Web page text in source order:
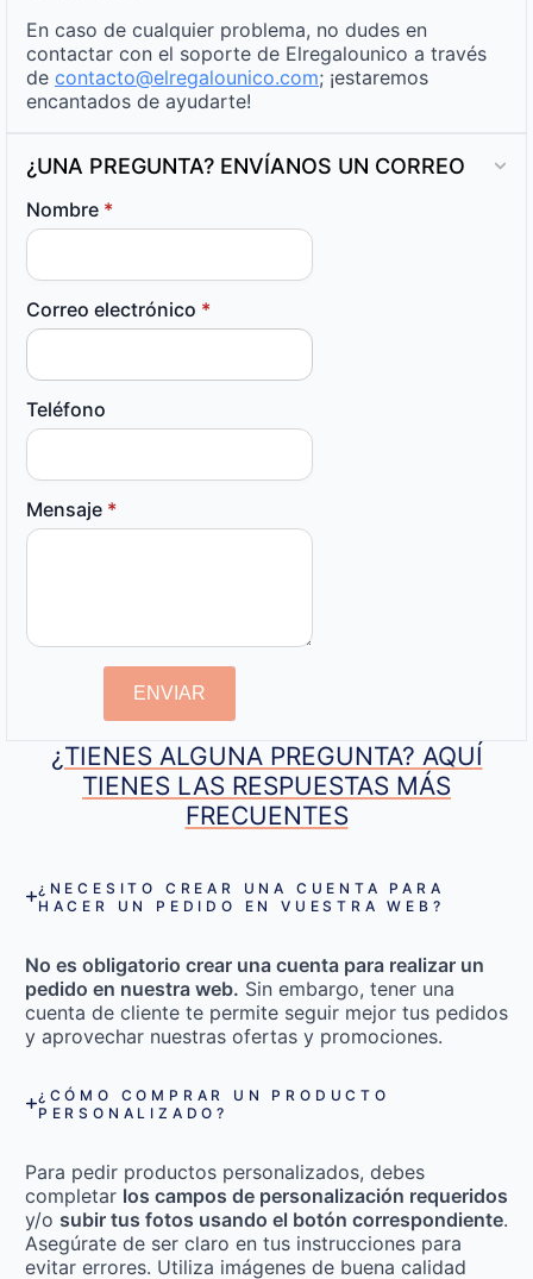
En caso de cualquier problema, no dudes en
contactar con el soporte de Elregalounico a través
de contacto@elregalounico.com; ¡estaremos
encantados de ayudarte!
¿UNA PREGUNTA? ENVÍANOS UN CORREO
Nombre *
Correo electrónico *
Teléfono
Mensaje *
ENVIAR
¿TIENES ALGUNA PREGUNTA? AQUÍ
TIENES LAS RESPUESTAS MÁS
FRECUENTES
¿NECESITO CREAR UNA CUENTA PARA
HACER UN PEDIDO EN VUESTRA WEB?
No es obligatorio crear una cuenta para realizar un
pedido en nuestra web. Sin embargo, tener una
cuenta de cliente te permite seguir mejor tus pedidos
y aprovechar nuestras ofertas y promociones.
¿CÓMO COMPRAR UN PRODUCTO
PERSONALIZADO?
Para pedir productos personalizados, debes
completar los campos de personalización requeridos
y/o subir tus fotos usando el botón correspondiente.
Asegúrate de ser claro en tus instrucciones para
evitar errores. Utiliza imágenes de buena calidad